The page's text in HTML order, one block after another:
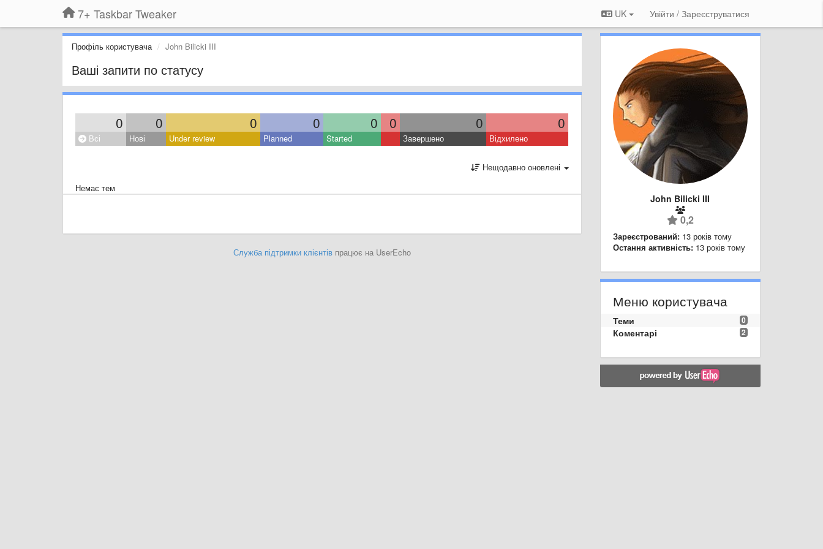
7+ Taskbar Tweaker UK Увійти / Зареєструватися
Профіль користувача John Bilicki III
Ваші запити по статусу
0 0 0 0 0 0 0 0
Всі Нові Under review Planned Started Завершено Відхилено
Нещодавно оновлені
Немає тем
Служба підтримки клієнтівпрацює на UserEcho
John Bilicki III
0,2
Зареєстрований: 13 років тому
Остання активність: 13 років тому
Меню користувача
0
Теми
2
Коментарі